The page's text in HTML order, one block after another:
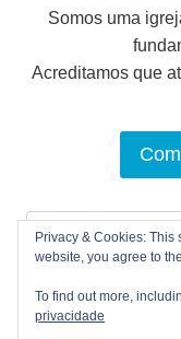
Somos uma
Acreditamos que
Pesquisar
por:
© 2026
Privacy & Cookies:
website, you agree to
To find out more,
privacidade